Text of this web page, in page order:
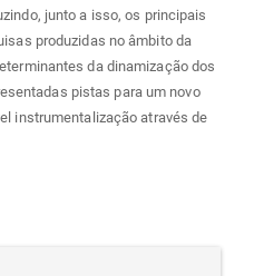
junto a isso, os principais
produzidas no âmbito da
da dinamização dos
pistas para um novo
instrumentalização através de